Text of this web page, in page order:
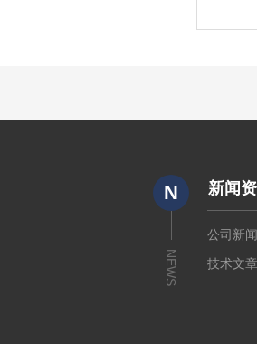
N
NEWS
新闻
公司新
技术文